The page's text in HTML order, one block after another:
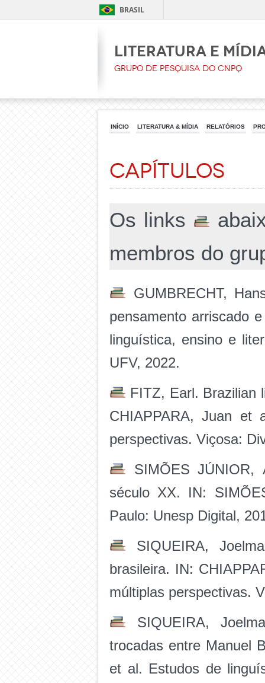
BRASIL
Literatura e
Grupo de pesquisa do CNPq
INÍCIO LITERATURA & MÍDIA RELATÓRIOS
Capítulos
Os links
membros do
GUMBRECHT,
pensamento arriscado
linguística, ensino e
UFV, 2022.
FITZ, Earl. Brazilian
CHIAPPARA, Juan et
perspectivas. Viçosa:
SIMÕES JÚNIOR,
século XX. IN:
Paulo: Unesp Digital,
SIQUEIRA,
brasileira. IN:
múltiplas perspectivas.
SIQUEIRA,
trocadas entre Manuel
et al. Estudos de